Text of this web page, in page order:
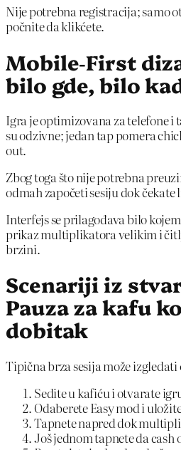
Nije potrebna registracija; samo
počnite da klikćete.
Mobile‑First
bilo gde, bilo
Igra je optimizovana za telefone
su odzivne; jedan tap pomera
out.
Zbog toga što nije potrebna
odmah započeti sesiju dok
Interfejs se prilagođava bilo
prikaz multiplikatora velikim i
brzini.
Scenariji iz
Pauza za kafu
dobitak
Tipična brza sesija može izgledati
Sedite u kafiću i otvarate
Odaberete Easy mod i
Tapnete napred dok
Još jednom tapnete da